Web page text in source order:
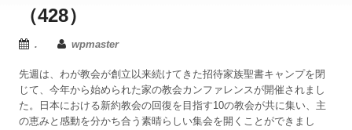
（428）
. wpmaster
先週は、わが教会が創立以来続けてきた招待家族聖書キャンプを閉
じて、今年から始められた家の教会カンファレンスが開催されまし
た。日本における新約教会の回復を目指す10の教会が共に集い、主
の恵みと感動を分かち合う素晴らしい集会を開くことができまし